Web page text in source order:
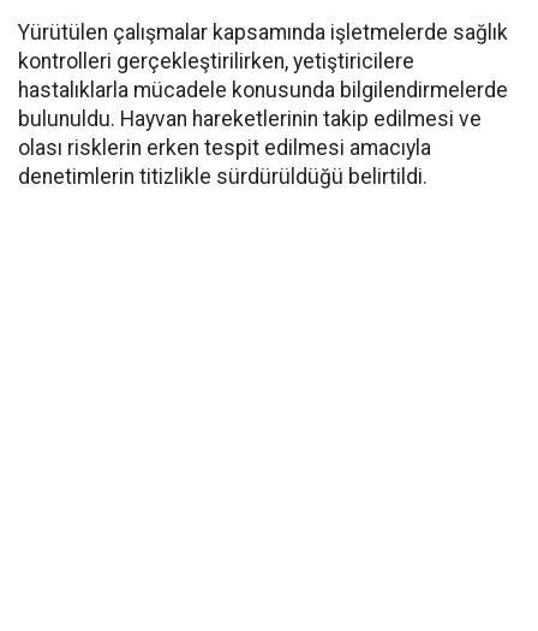
Yürütülen çalışmalar kapsamında işletmelerde sağlık
kontrolleri gerçekleştirilirken, yetiştiricilere
hastalıklarla mücadele konusunda bilgilendirmelerde
bulunuldu. Hayvan hareketlerinin takip edilmesi ve
olası risklerin erken tespit edilmesi amacıyla
denetimlerin titizlikle sürdürüldüğü belirtildi.